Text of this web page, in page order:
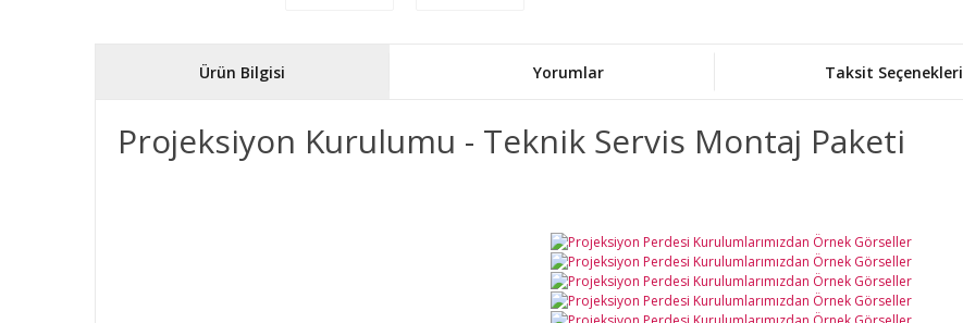
Ürün Bilgisi Yorumlar Taksit Seçenekleri
Projeksiyon Kurulumu - Teknik Servis Montaj Paketi